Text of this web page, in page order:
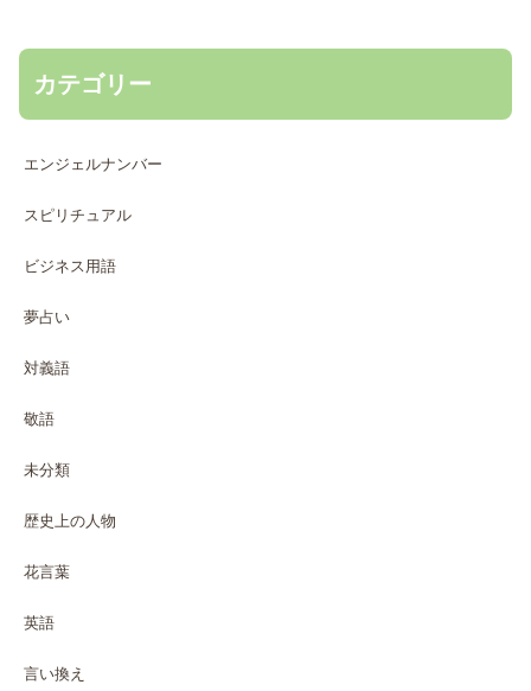
カテゴリー
エンジェルナンバー
スピリチュアル
ビジネス用語
夢占い
対義語
敬語
未分類
歴史上の人物
花言葉
英語
言い換え